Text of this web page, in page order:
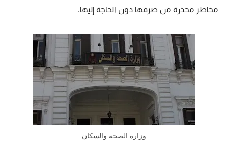
مخاطر محذرة من صرفها دون الحاجة إليها.
وزارة الصحة والسكان